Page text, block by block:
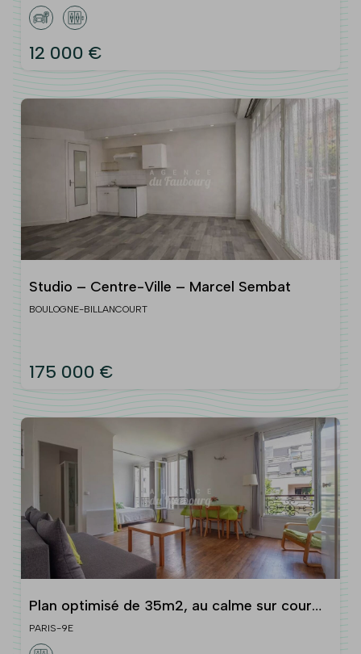
12 000 €
Studio – Centre-Ville – Marcel Sembat
BOULOGNE-BILLANCOURT
175 000 €
Plan optimisé de 35m2, au calme sur cour
arborée -
PARIS-9E